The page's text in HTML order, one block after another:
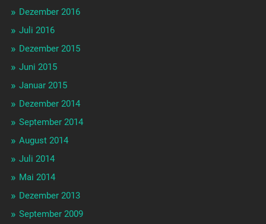
Dezember 2016
Juli 2016
Dezember 2015
Juni 2015
Januar 2015
Dezember 2014
September 2014
August 2014
Juli 2014
Mai 2014
Dezember 2013
September 2009